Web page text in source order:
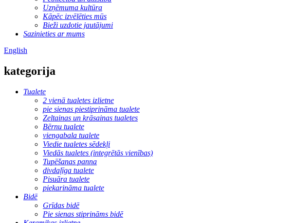
Uzņēmuma kultūra
Kāpēc izvēlēties mūs
Bieži uzdotie jautājumi
Sazinieties ar mums
English
kategorija
Tualete
2 vienā tualetes izlietne
pie sienas piestiprināma tualete
Zeltainas un krāsainas tualetes
Bērnu tualete
viengabala tualete
Viedie tualetes sēdekļi
Viedās tualetes (integrētās vienības)
Tupēšanas panna
divdaļīga tualete
Pisuāra tualete
piekarināma tualete
Bidē
Grīdas bidē
Pie sienas stiprināms bidē